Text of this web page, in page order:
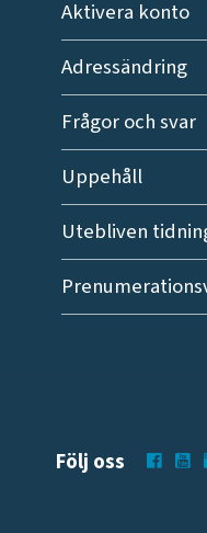
Aktivera konto
Adressändring
Frågor och svar
Uppehåll
Utebliven
Följ oss